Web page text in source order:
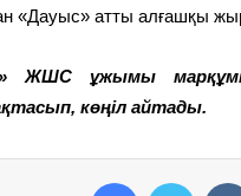
«Дауыс» атты алғашқы
ЖШС ұжымы
көңіл айтады.